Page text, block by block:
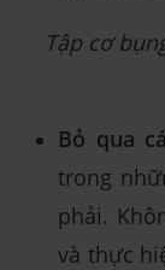
Tập cơ
Bỏ qua
trong
phải.
và thực